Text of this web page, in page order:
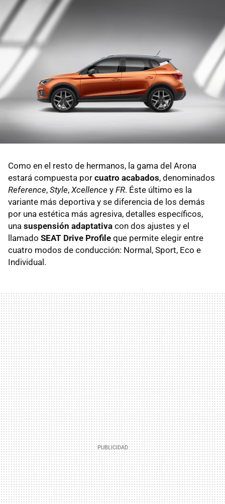
Como en el resto de hermanos, la gama del Arona
estará compuesta por cuatro acabados, denominados
Reference, Style, Xcellence y FR. Éste último es la
variante más deportiva y se diferencia de los demás
por una estética más agresiva, detalles específicos,
una suspensión adaptativa con dos ajustes y el
llamado SEAT Drive Profile que permite elegir entre
cuatro modos de conducción: Normal, Sport, Eco e
Individual.